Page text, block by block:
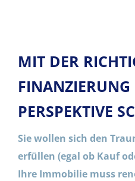
MIT DER
FINANZIERUNG
PERSPEKTIVE
Sie wollen sich den
erfüllen (egal ob Kauf
Ihre Immobilie muss